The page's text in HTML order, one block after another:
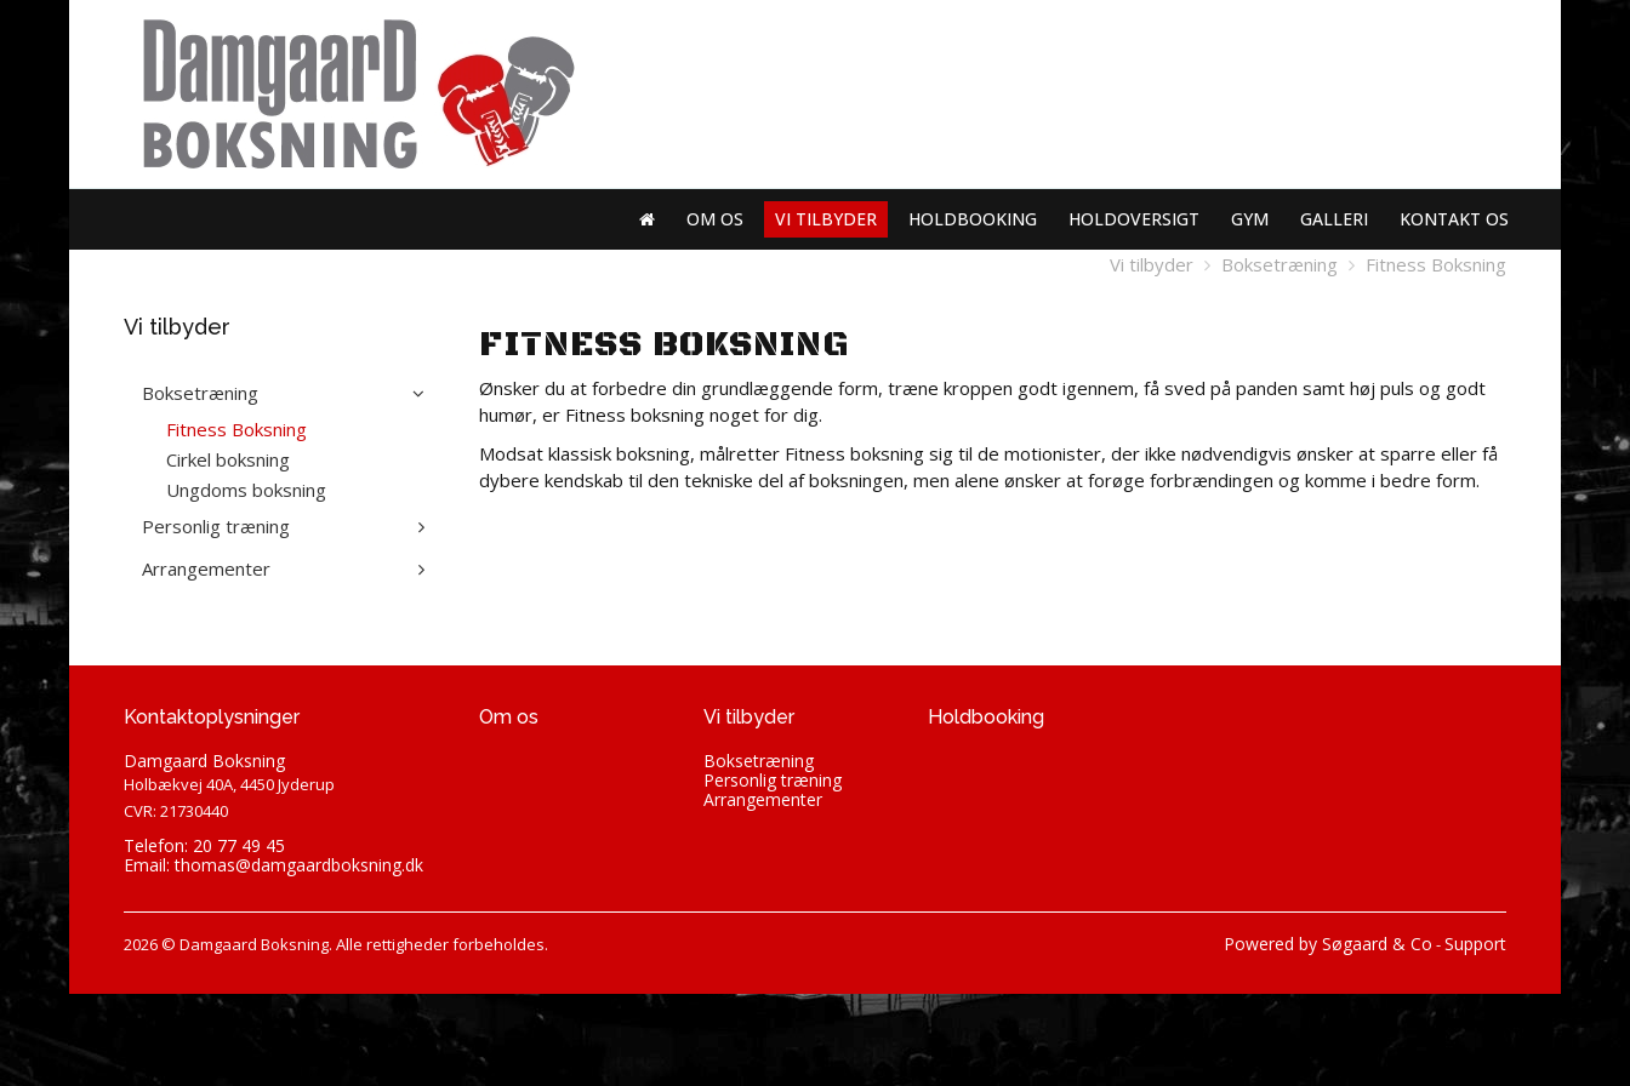
OM OS VI TILBYDER HOLDBOOKING HOLDOVERSIGT GYM GALLERI KONTAKT OS
Vi tilbyder Boksetræning Fitness Boksning
Vi tilbyder
Boksetræning
Fitness Boksning
Cirkel boksning
Ungdoms boksning
Personlig træning
Arrangementer
FITNESS BOKSNING
Ønsker du at forbedre din grundlæggende form, træne kroppen godt igennem, få sved på panden samt høj puls og godt
humør, er Fitness boksning noget for dig.
Modsat klassisk boksning, målretter Fitness boksning sig til de motionister, der ikke nødvendigvis ønsker at sparre eller få
dybere kendskab til den tekniske del af boksningen, men alene ønsker at forøge forbrændingen og komme i bedre form.
Kontaktoplysninger
Damgaard Boksning
Holbækvej 40A, 4450 Jyderup
CVR: 21730440
Telefon: 20 77 49 45
Email:thomas@damgaardboksning.dk
Om os
Vi tilbyder
Boksetræning
Personlig træning
Arrangementer
Holdbooking
2026 © Damgaard Boksning. Alle rettigheder forbeholdes. Powered by Søgaard & Co -Support